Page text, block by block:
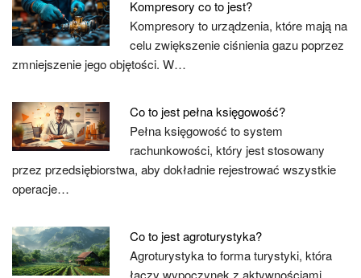
Kompresory co to jest?
Kompresory to urządzenia, które mają na
celu zwiększenie ciśnienia gazu poprzez
zmniejszenie jego objętości. W…
Co to jest pełna księgowość?
Pełna księgowość to system
rachunkowości, który jest stosowany
przez przedsiębiorstwa, aby dokładnie rejestrować wszystkie
operacje…
Co to jest agroturystyka?
Agroturystyka to forma turystyki, która
łączy wypoczynek z aktywnościami